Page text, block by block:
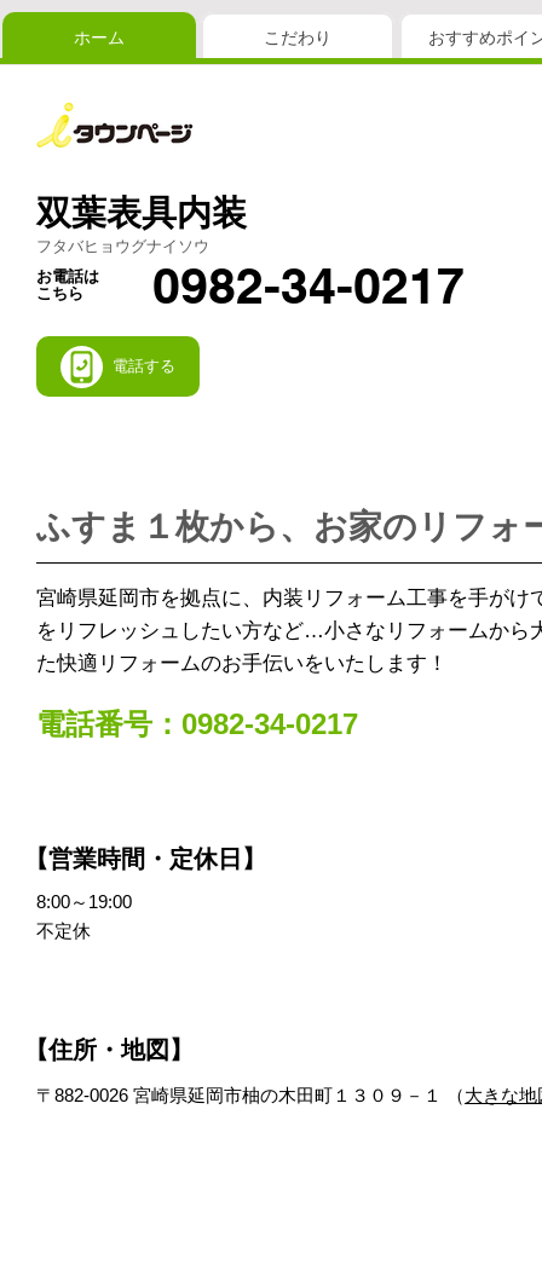
ホーム こだわり おすすめポイ
双葉表具内装
フタバヒョウグナイソウ
お電話は
こちら
0982-34-0217
電話する
ふすま１枚から、お家のリフォ
宮崎県延岡市を拠点に、内装リフォーム工事を手が
をリフレッシュしたい方など…小さなリフォームから
た快適リフォームのお手伝いをいたします！
電話番号：0982-34-0217
【営業時間・定休日】
8:00～19:00
不定休
【住所・地図】
〒882-0026 宮崎県延岡市柚の木田町１３０９－１ （大きな